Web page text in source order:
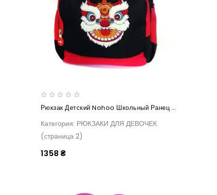
Рюкзак Детский Nohoo Школьный Ранец Дракон
Категория: РЮКЗАКИ ДЛЯ ДЕВОЧЕК
(страница 2)
1358 ₴